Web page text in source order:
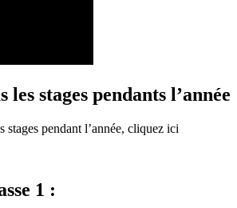
stages pendants l’année
stages pendant l’année, cliquez ici
1 :